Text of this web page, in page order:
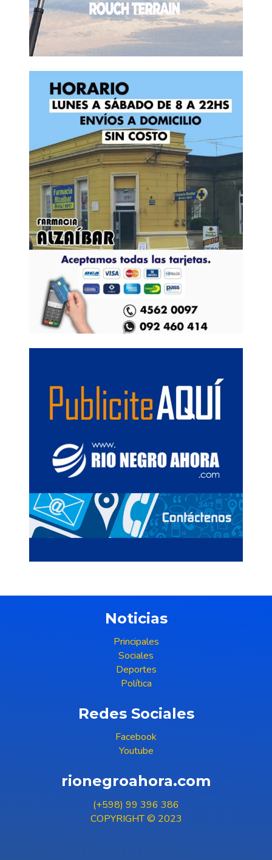
Noticias
Principales
Sociales
Deportes
Política
Redes Sociales
Facebook
Youtube
rionegroahora.com
(+598) 99 396 386
COPYRIGHT © 2023